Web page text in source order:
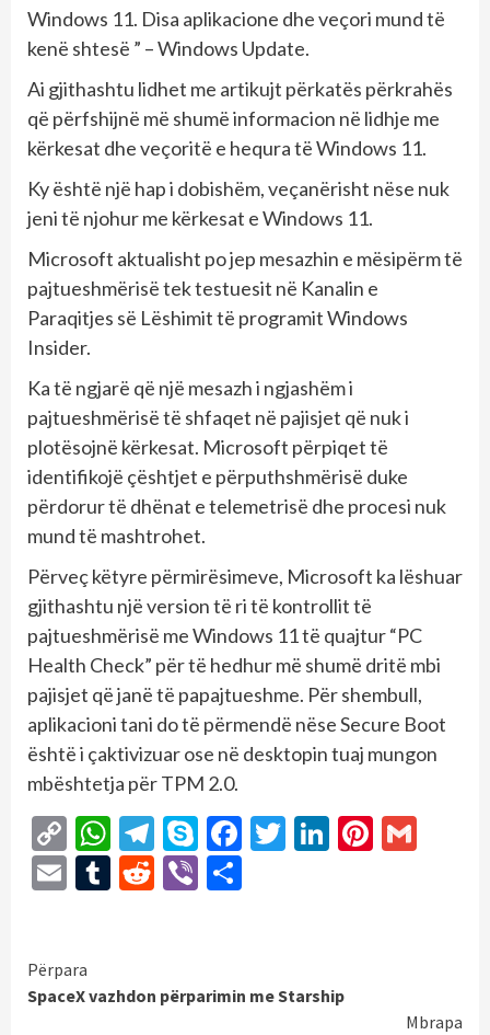
Windows 11. Disa aplikacione dhe veçori mund të
kenë shtesë ” – Windows Update.
Ai gjithashtu lidhet me artikujt përkatës përkrahës
që përfshijnë më shumë informacion në lidhje me
kërkesat dhe veçoritë e hequra të Windows 11.
Ky është një hap i dobishëm, veçanërisht nëse nuk
jeni të njohur me kërkesat e Windows 11.
Microsoft aktualisht po jep mesazhin e mësipërm të
pajtueshmërisë tek testuesit në Kanalin e
Paraqitjes së Lëshimit të programit Windows
Insider.
Ka të ngjarë që një mesazh i ngjashëm i
pajtueshmërisë të shfaqet në pajisjet që nuk i
plotësojnë kërkesat. Microsoft përpiqet të
identifikojë çështjet e përputhshmërisë duke
përdorur të dhënat e telemetrisë dhe procesi nuk
mund të mashtrohet.
Përveç këtyre përmirësimeve, Microsoft ka lëshuar
gjithashtu një version të ri të kontrollit të
pajtueshmërisë me Windows 11 të quajtur “PC
Health Check” për të hedhur më shumë dritë mbi
pajisjet që janë të papajtueshme. Për shembull,
aplikacioni tani do të përmendë nëse Secure Boot
është i çaktivizuar ose në desktopin tuaj mungon
mbështetja për TPM 2.0.
Copy
Link
WhatsApp
Telegram
SkypeFacebook
Twitter
LinkedIn
EmailTumblr
Reddit
Viber
Continue
Reading
Përpara
SpaceX vazhdon përparimin me Starship
Mbrapa